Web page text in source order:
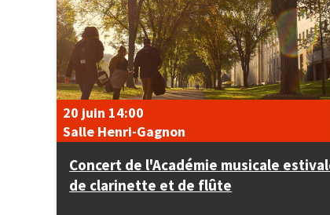
Concert de l'Académie musicale
de clarinette et de flûte
20 juin 14:00
Salle Henri-Gagnon